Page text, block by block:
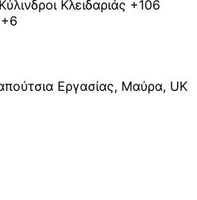
Κύλινδροι Κλειδαριάς +106
+6
Εργασίας, Μαύρα, UK